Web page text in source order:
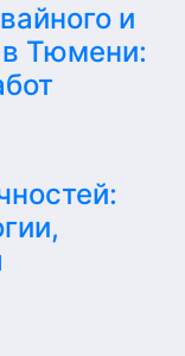
и
в Тюмени: